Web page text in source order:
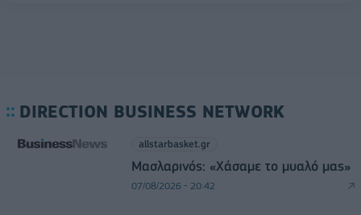
DIRECTION BUSINESS NETWORK
allstarbasket.gr
Μασλαρινός: «Χάσαμε το μυαλό μας»
07/08/2026 - 20:42